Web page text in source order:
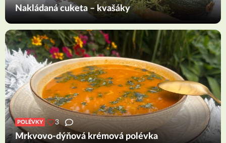
Nakládaná cuketa – kvašáky
POLÉVKY 3
Mrkvovo-dýňová krémová polévka